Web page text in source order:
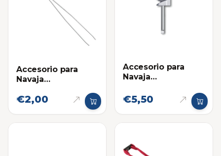
Accesorio para
Navaja
Pinza Victorinox
€2,00
Accesorio para
Navaja
Destornillador
Victorinox
€5,50